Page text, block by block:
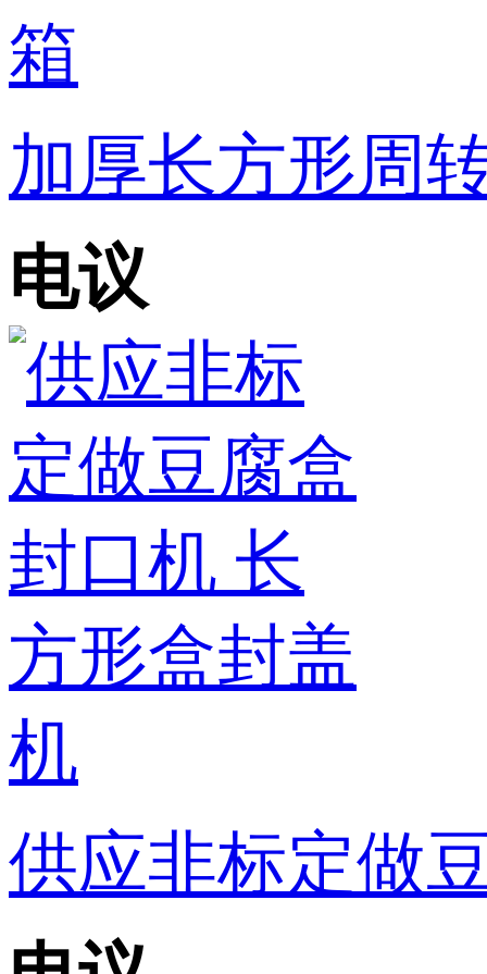
加厚长方形周
电议
供应非标定做